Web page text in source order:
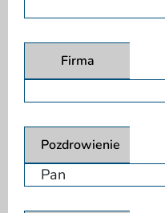
Firma
Pozdrowienie